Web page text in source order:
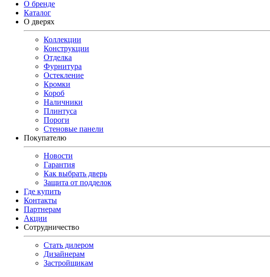
О бренде
Каталог
О дверях
Коллекции
Конструкции
Отделка
Фурнитура
Остекление
Кромки
Короб
Наличники
Плинтуса
Пороги
Стеновые панели
Покупателю
Новости
Гарантия
Как выбрать дверь
Защита от подделок
Где купить
Контакты
Партнерам
Акции
Сотрудничество
Стать дилером
Дизайнерам
Застройщикам